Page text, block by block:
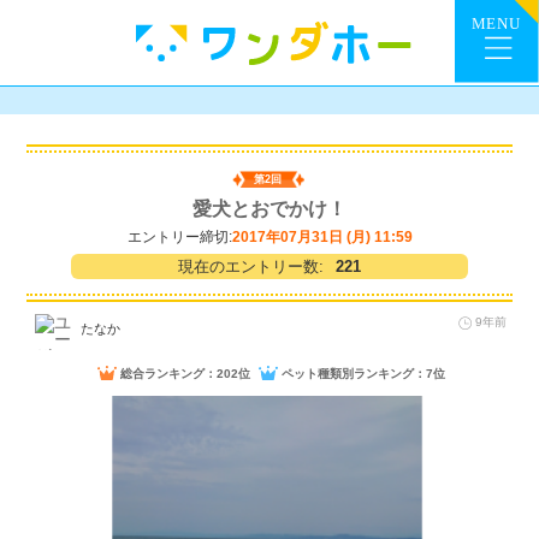
第2回
愛犬とおでかけ！
エントリー締切:2017年07月31日 (月) 11:59
現在のエントリー数: 221
たなか 9年前
総合ランキング：202位 ペット種類別ランキング：7位